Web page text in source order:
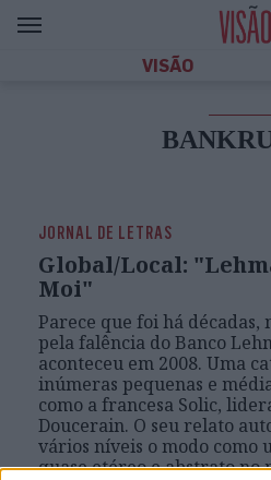
VISÃO
JORNAL DE LETRAS
Global/Local:
Moi"
Parece que foi há décadas,
pela falência do Banco
aconteceu em 2008. Uma
inúmeras pequenas e
como a francesa Solic,
Doucerain. O seu relato
vários níveis o modo como
quase etéreo e abstrato no